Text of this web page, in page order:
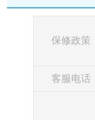
保修政策
客服电话